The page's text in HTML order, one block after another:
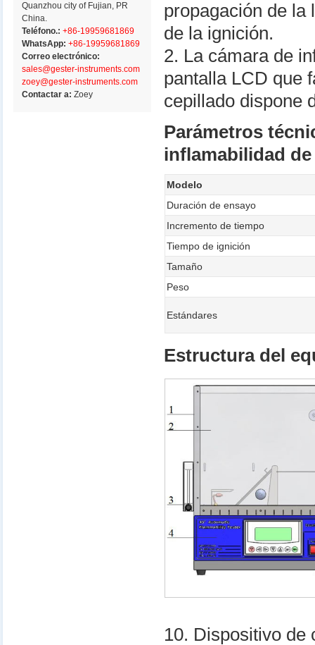
Quanzhou city of Fujian, PR
China.
Teléfono.: +86-19959681869
WhatsApp: +86-19959681869
Correo electrónico:
sales@gester-instruments.com
zoey@gester-instruments.com
Contactar a:Zoey
propagación de la
de la ignición.
2. La cámara de
pantalla LCD que
cepillado dispone
Parámetros
inflamabilidad
Modelo
Duración de ensayo
Incremento de tiempo
Tiempo de ignición
Tamaño
Peso
Estándares
Estructura del
10. Dispositivo de